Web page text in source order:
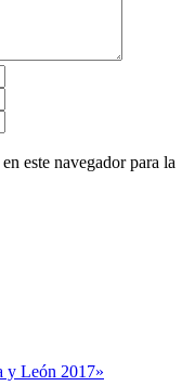
este navegador para la
y León 2017»